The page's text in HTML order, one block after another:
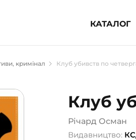
КАТАЛОГ
література (1854)
для підлітків (240)
популярна література (1015)
література та посібники
кримінал Клуб убивств по
Клуб
Річард Осман
Видавництво: